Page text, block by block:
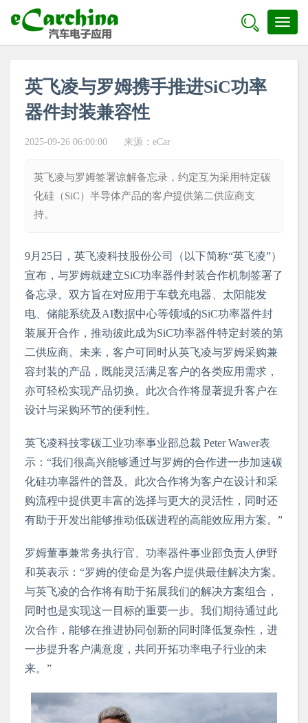
Toggle

英飞凌与罗姆携手推进SiC功率
器件封装兼容性
2025-09-26 06:00:00 来源： eCar
英飞凌与罗姆签署谅解备忘录，约定互为采用特定碳
化硅（SiC）半导体产品的客户提供第二供应商支
持。
9月 25日，英飞凌科技股份公司（以下简称“英飞凌”）
宣布，与罗姆就建立SiC功率器件封装合作机制签署了
备忘录。双方旨在对应用于车载充电器、太阳能发
电、储能系统及 AI数据中心等领域的SiC功率器件封
装展开合作，推动彼此成为SiC功率器件特定封装的第
二供应商。未来，客户可同时从英飞凌与罗姆采购兼
容封装的产品，既能灵活满足客户的各类应用需求，
亦可轻松实现产品切换。此次合作将显著提升客户在
设计与采购环节的便利性。
英飞凌科技零碳工业功率事业部总裁Peter Wawer表
示：“我们很高兴能够通过与罗姆的合作进一步加速碳
化硅功率器件的普及。此次合作将为客户在设计和采
购流程中提供更丰富的选择与更大的灵活性，同时还
有助于开发出能够推动低碳进程的高能效应用方案。”
罗姆董事兼常务执行官、功率器件事业部负责人伊野
和英表示：“罗姆的使命是为客户提供最佳解决方案。
与英飞凌的合作将有助于拓展我们的解决方案组合，
同时也是实现这一目标的重要一步。我们期待通过此
次合作，能够在推进协同创新的同时降低复杂性，进
一步提升客户满意度，共同开拓功率电子行业的未
来。 ”